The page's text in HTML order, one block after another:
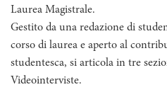
Laurea Magistrale.
Gestito da una redazione di
corso di laurea e aperto al
studentesca, si articola in tre
Videointerviste.